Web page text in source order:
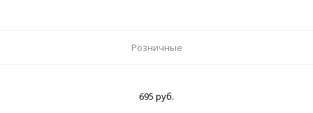
Розничные
695 руб.